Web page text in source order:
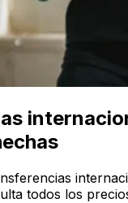
todos los